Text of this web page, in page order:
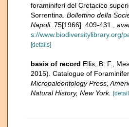
foraminiferi del Cretacico
Sorrentina. Bollettino della
Napoli. 75[1966]: 409-431.
s://www.biodiversitylibrary.org/
[details]
basis of record Ellis, B. F.;
2015). Catalogue of
Micropaleontology Press,
Natural History, New York.